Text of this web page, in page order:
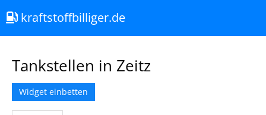
kraftstoffbilliger.de
Tankstellen in Zeitz
Widget einbetten